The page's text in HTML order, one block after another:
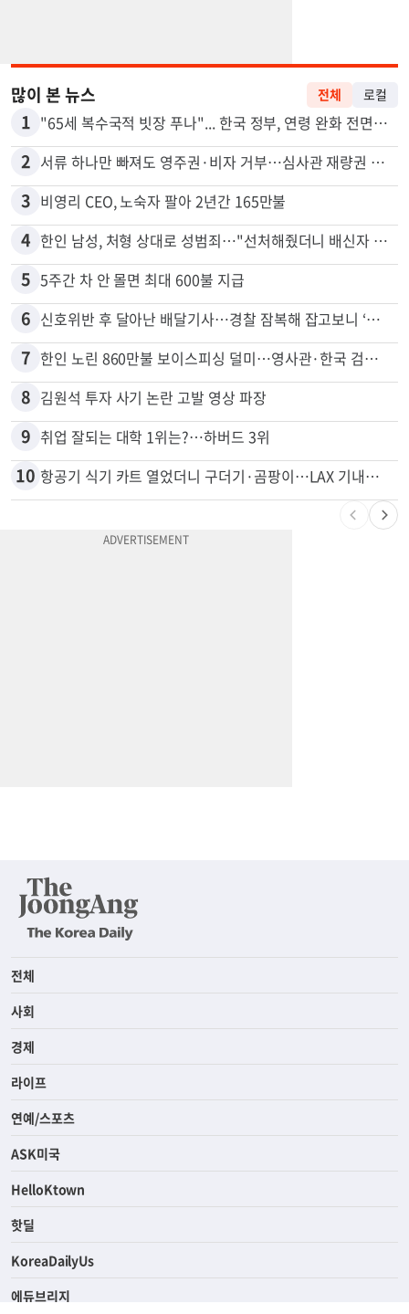
많이 본 뉴스 전체 로컬
1 "65세 복수국적 빗장 푸나"... 한국 정부, 연령 완화 전면 추진
2 서류 하나만 빠져도 영주권·비자 거부…심사관 재량권 대폭 확대
3 비영리 CEO, 노숙자 팔아 2년간 165만불
4 한인 남성, 처형 상대로 성범죄…"선처해줬더니 배신자 취급"
5 5주간 차 안 몰면 최대 600불 지급
6 신호위반 후 달아난 배달기사…경찰 잠복해 잡고보니 ‘반전’
7 한인 노린 860만불 보이스피싱 덜미…영사관·한국 검찰 사칭
8 김원석 투자 사기 논란 고발 영상 파장
9 취업 잘되는 대학 1위는?…하버드 3위
10 항공기 식기 카트 열었더니 구더기·곰팡이…LAX 기내식 업체 논란
전체
사회
경제
라이프
연예/스포츠
ASK미국
HelloKtown
핫딜
KoreaDailyUs
에듀브리지